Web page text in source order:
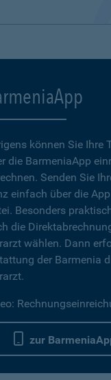
können Sie Ihre
die BarmeniaApp
Senden Sie
einfach über die
Besonders
die
wählen. Dann
der Barmenia
zur